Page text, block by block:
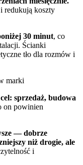
redukują koszty
30 minut, co
Ścianki
tło dla rozmów i
marki
sprzedaż, budowa
on powinien
— dobrze
niż drogie, ale
i